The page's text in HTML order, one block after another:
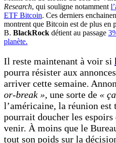
Research, qui souligne notamment
ETF Bitcoin. Ces derniers
montrent que Bitcoin est de plus en
B. BlackRock détient au passage
planète.
Il reste maintenant à voir si
pourra résister aux
arriver cette semaine.
or-break », une sorte de «
l’américaine, la réunion est
pourrait doucher les espoirs
venir. À moins que le
tout son poids sur la